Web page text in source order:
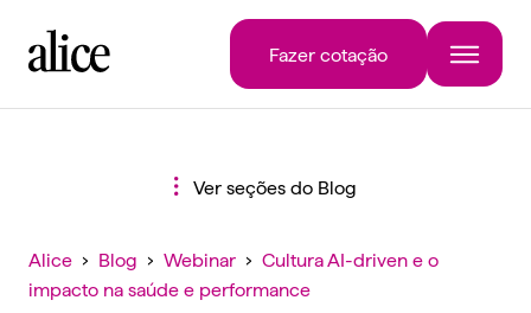
Fazer cotação
Ver seções do Blog
Alice › Blog › Webinar › Cultura AI-driven e o
impacto na saúde e performance